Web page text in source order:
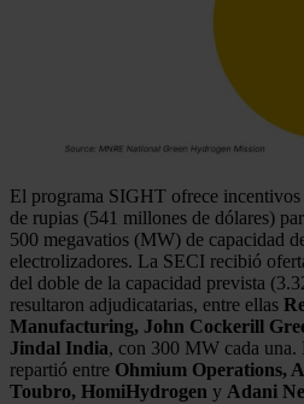
El programa SIGHT ofrece
de rupias (541 millones de dólares)
500 megavatios (MW) de capacidad
electrolizadores. La SECI recibió
del doble de la capacidad prevista
resultaron adjudicatarias, entre ellas
Manufacturing, John Cockerill
Jindal India, con 300 MW cada una.
repartió entre Ohmium Operations,
Toubro, HomiHydrogen y Adani